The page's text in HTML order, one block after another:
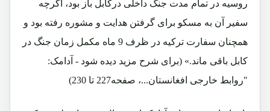
روسیه در تمام مدت جنگ داخلی درکابل باز بود، اگرچه
سفیر آن به مسکو برای گرفتن هدایت و مشوره رفته بود و
همچنان سفارت ترکیه در ظرف 9 ماه مکمل زمان جنگ در
کابل باقی ماند.» (برای شرح مزید دیده شود - آدامک:
"روابط خارجی افغانستان...، صفحه227 تا 230)